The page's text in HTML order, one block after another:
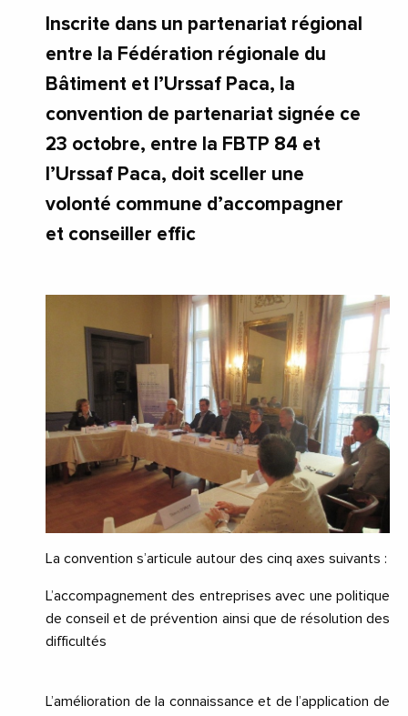
Inscrite dans un partenariat régional
entre la Fédération régionale du
Bâtiment et l’Urssaf Paca, la
convention de partenariat signée ce
23 octobre, entre la FBTP 84 et
l’Urssaf Paca, doit sceller une
volonté commune d’accompagner
et conseiller effic
La convention s’articule autour des cinq axes suivants :
L’accompagnement des entreprises avec une politique
de conseil et de prévention ainsi que de résolution des
difficultés
L’amélioration de la connaissance et de l’application de